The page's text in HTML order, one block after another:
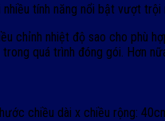
tính năng nổi bật vượt trội
chỉnh nhiệt độ sao cho phù
quá trình đóng gói. Hơn
chiều dài x chiều rộng: